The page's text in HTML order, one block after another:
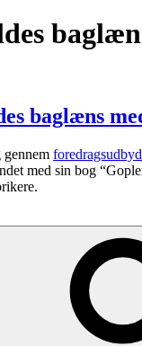
baglæns
med sin bog